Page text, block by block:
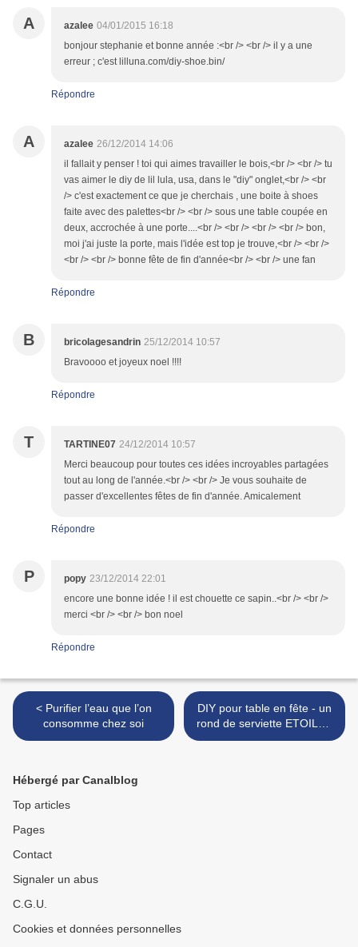
A azalee 04/01/2015 16:18
bonjour stephanie et bonne année :<br /> <br /> il y a une
erreur ; c'est lilluna.com/diy-shoe.bin/
Répondre
A azalee 26/12/2014 14:06
il fallait y penser ! toi qui aimes travailler le bois,<br /> <br /> tu
vas aimer le diy de lil lula, usa, dans le "diy" onglet,<br /> <br
/> c'est exactement ce que je cherchais , une boite à shoes
faite avec des palettes<br /> <br /> sous une table coupée en
deux, accrochée à une porte....<br /> <br /> <br /> <br /> bon,
moi j'ai juste la porte, mais l'idée est top je trouve,<br /> <br />
<br /> <br /> bonne fête de fin d'année<br /> <br /> une fan
Répondre
B bricolagesandrin 25/12/2014 10:57
Bravoooo et joyeux noel !!!!
Répondre
T TARTINE07 24/12/2014 10:57
Merci beaucoup pour toutes ces idées incroyables partagées
tout au long de l'année.<br /> <br /> Je vous souhaite de
passer d'excellentes fêtes de fin d'année. Amicalement
Répondre
P popy 23/12/2014 22:01
encore une bonne idée ! il est chouette ce sapin..<br /> <br />
merci <br /> <br /> bon noel
Répondre
< Purifier l’eau que l’on
consomme chez soi
DIY pour table en fête - un
rond de serviette ETOILES
en fil de fer >
Hébergé par Canalblog
Top articles
Pages
Contact
Signaler un abus
C.G.U.
Cookies et données personnelles